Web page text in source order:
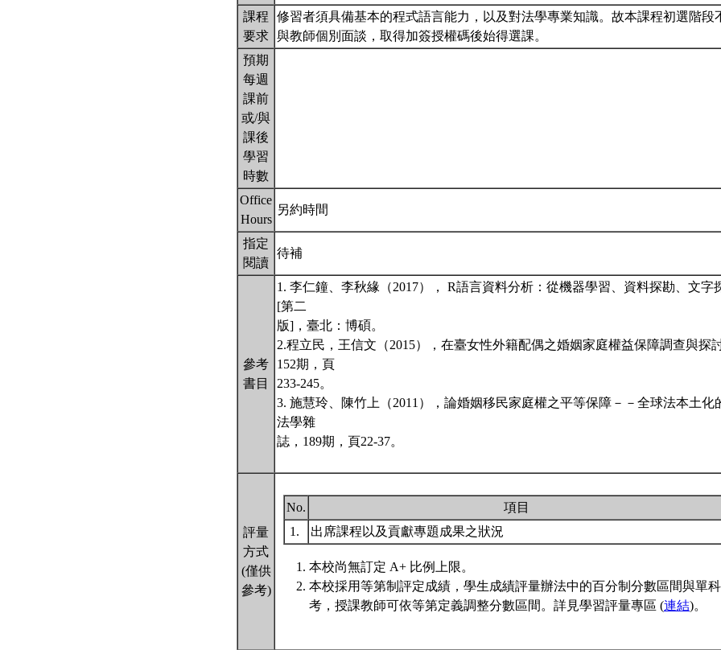
課程
要求
修習者須具備基本的程式語言能力，以及對法學專業知識。故本課程初選階段
與教師個別面談，取得加簽授權碼後始得選課。
預期
每週
課前
或/與
課後
學習
時數
Office
Hours
另約時間
指定
閱讀
待補
參考
書目
1. 李仁鐘、李秋緣（2017）， R語言資料分析：從機器學習、資料探勘、文字
[第二
版]，臺北：博碩。
2.程立民，王信文（2015），在臺女性外籍配偶之婚姻家庭權益保障調查與探
152期，頁
233-245。
3. 施慧玲、陳竹上（2011），論婚姻移民家庭權之平等保障－－全球法本土化
法學雜
誌，189期，頁22-37。
評量
方式
(僅供
參考)
No. 項目
1.
出席課程以及貢獻專題成果之狀況
本校尚無訂定 A+ 比例上限。
本校採用等第制評定成績，學生成績評量辦法中的百分制分數區間與單
考，授課教師可依等第定義調整分數區間。詳見學習評量專區 (連結)。